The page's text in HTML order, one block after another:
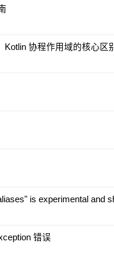
协程作用域的核心区
is experimental and
错误